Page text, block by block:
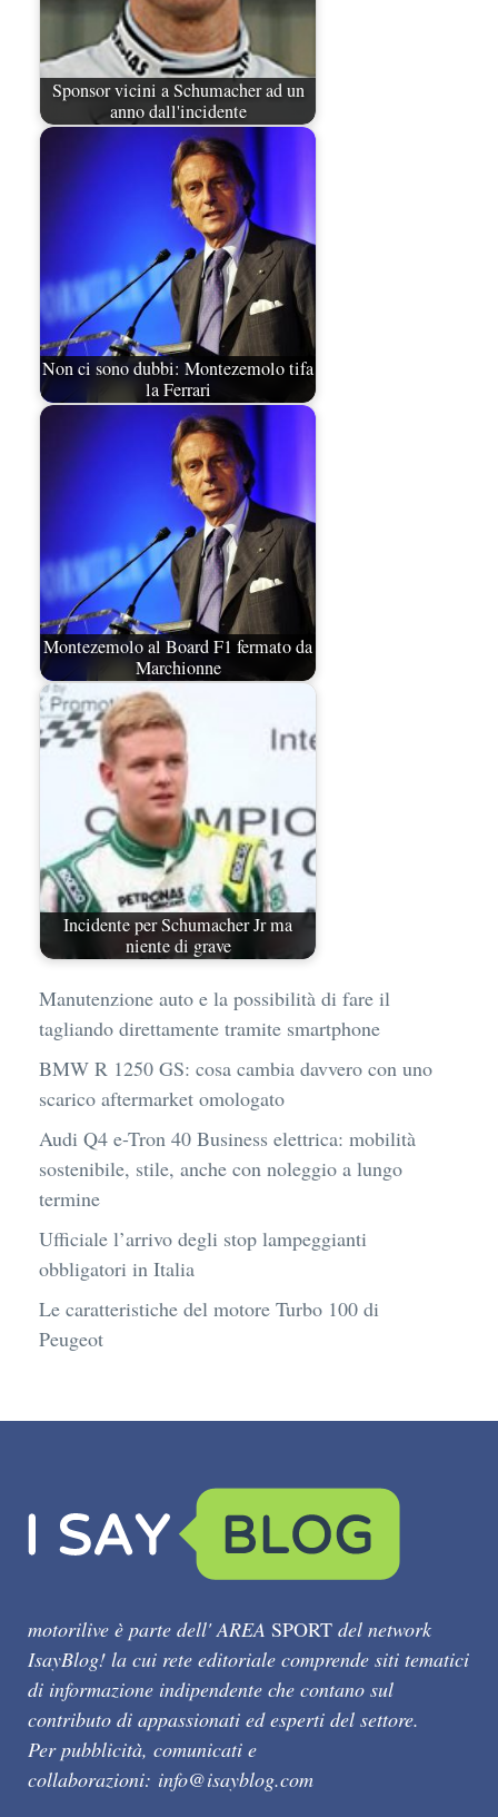
Sponsor vicini a Schumacher ad un
anno dall'incidente
Non ci sono dubbi: Montezemolo tifa
la Ferrari
Montezemolo al Board F1 fermato da
Marchionne
Incidente per Schumacher Jr ma
niente di grave
Manutenzione auto e la possibilità di fare il
tagliando direttamente tramite smartphone
BMW R 1250 GS: cosa cambia davvero con uno
scarico aftermarket omologato
Audi Q4 e-Tron 40 Business elettrica: mobilità
sostenibile, stile, anche con noleggio a lungo
termine
Ufficiale l’arrivo degli stop lampeggianti
obbligatori in Italia
Le caratteristiche del motore Turbo 100 di
Peugeot
motorilive è parte dell' AREA SPORT del network
IsayBlog! la cui rete editoriale comprende siti tematici
di informazione indipendente che contano sul
contributo di appassionati ed esperti del settore.
Per pubblicità, comunicati e
collaborazioni: info@isayblog.com